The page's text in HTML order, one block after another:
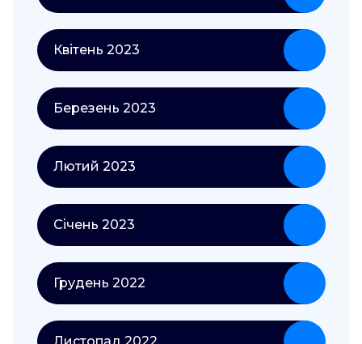
Квітень 2023
Березень 2023
Лютий 2023
Січень 2023
Грудень 2022
Листопад 2022